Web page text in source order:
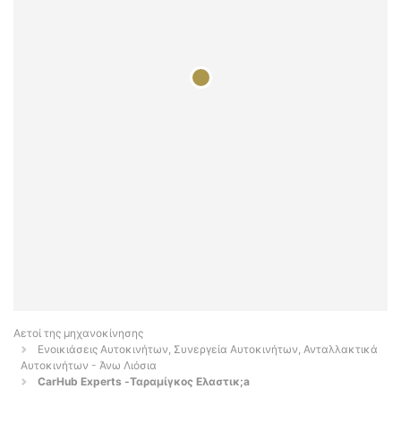
Αετοί της μηχανοκίνησης
Ενοικιάσεις Αυτοκινήτων, Συνεργεία Αυτοκινήτων, Ανταλλακτικά
Αυτοκινήτων - Άνω Λιόσια
CarHub Experts -Ταραμίγκος Ελαστικ;a